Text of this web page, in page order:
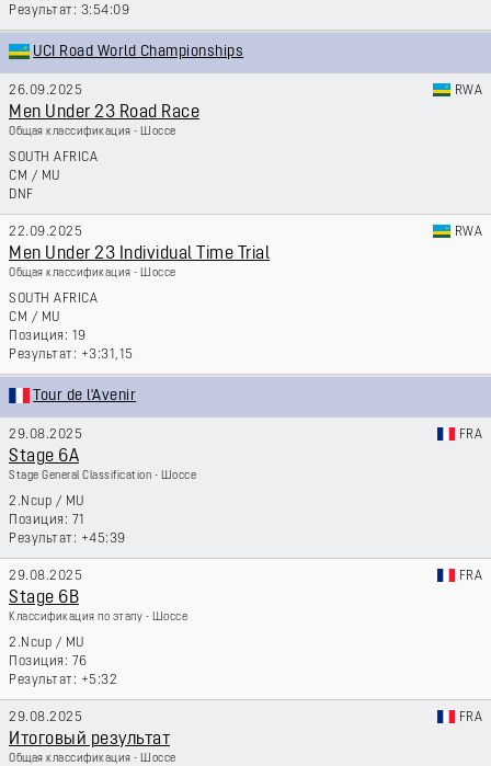
3:54:09
UCI Road World Championships
26.09.2025 RWA
Men Under 23 Road Race
Общая классификация - Шоссе
SOUTH AFRICA
CM / MU
DNF
22.09.2025 RWA
Men Under 23 Individual Time Trial
Общая классификация - Шоссе
SOUTH AFRICA
CM / MU
19
+3:31,15
Tour de l'Avenir
29.08.2025 FRA
Stage 6A
Stage General Classification - Шоссе
2.Ncup / MU
71
+45:39
29.08.2025 FRA
Stage 6B
Классификация по этапу - Шоссе
2.Ncup / MU
76
+5:32
29.08.2025 FRA
Итоговый результат
Общая классификация - Шоссе